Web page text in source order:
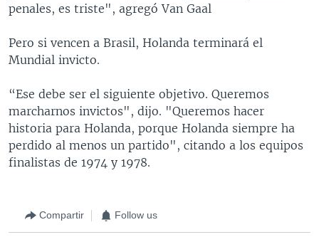
penales, es triste", agregó Van Gaal
Pero si vencen a Brasil, Holanda terminará el
Mundial invicto.
“Ese debe ser el siguiente objetivo. Queremos
marcharnos invictos", dijo. "Queremos hacer
historia para Holanda, porque Holanda siempre ha
perdido al menos un partido", citando a los equipos
finalistas de 1974 y 1978.
Compartir Follow us